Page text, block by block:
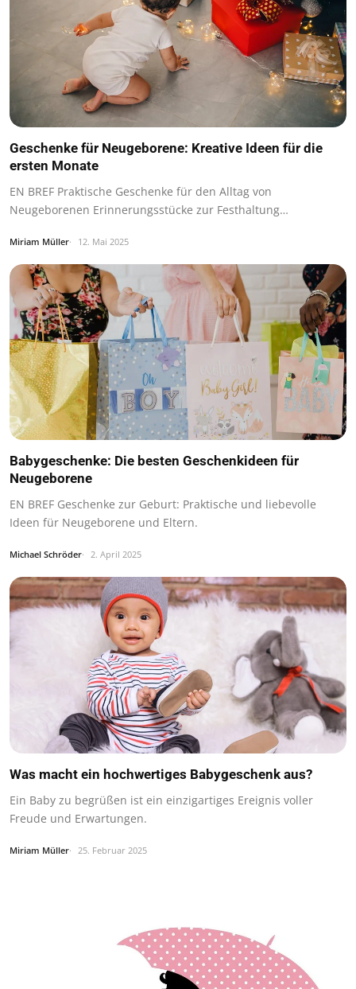
Geschenke für Neugeborene: Kreative Ideen für die
ersten Monate
EN BREF Praktische Geschenke für den Alltag von
Neugeborenen Erinnerungsstücke zur Festhaltung…
Miriam Müller 12. Mai 2025
Babygeschenke: Die besten Geschenkideen für
Neugeborene
EN BREF Geschenke zur Geburt: Praktische und liebevolle
Ideen für Neugeborene und Eltern.
Michael Schröder 2. April 2025
Was macht ein hochwertiges Babygeschenk aus?
Ein Baby zu begrüßen ist ein einzigartiges Ereignis voller
Freude und Erwartungen.
Miriam Müller 25. Februar 2025